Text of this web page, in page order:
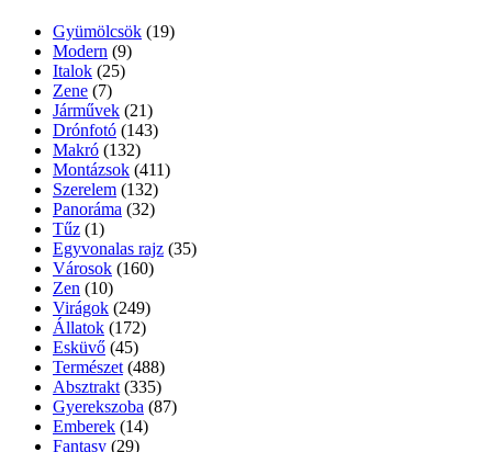
Gyümölcsök (19)
Modern (9)
Italok (25)
Zene (7)
Járművek (21)
Drónfotó (143)
Makró (132)
Montázsok (411)
Szerelem (132)
Panoráma (32)
Tűz (1)
Egyvonalas rajz (35)
Városok (160)
Zen (10)
Virágok (249)
Állatok (172)
Esküvő (45)
Természet (488)
Absztrakt (335)
Gyerekszoba (87)
Emberek (14)
Fantasy (29)